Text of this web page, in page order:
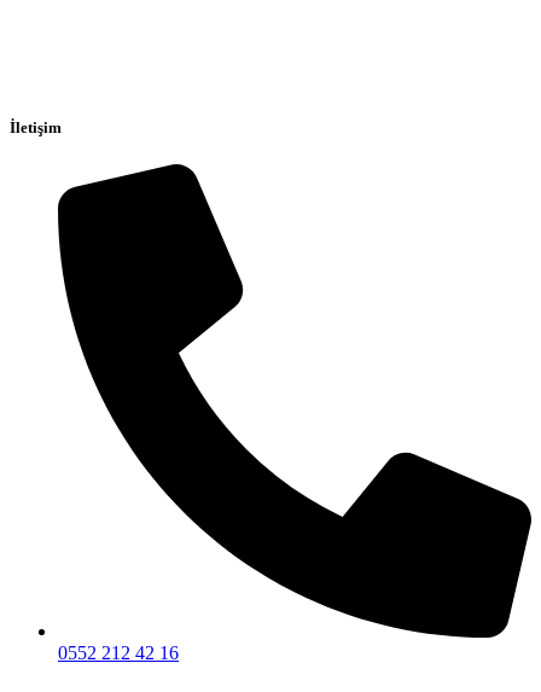
İletişim
0552 212 42 16